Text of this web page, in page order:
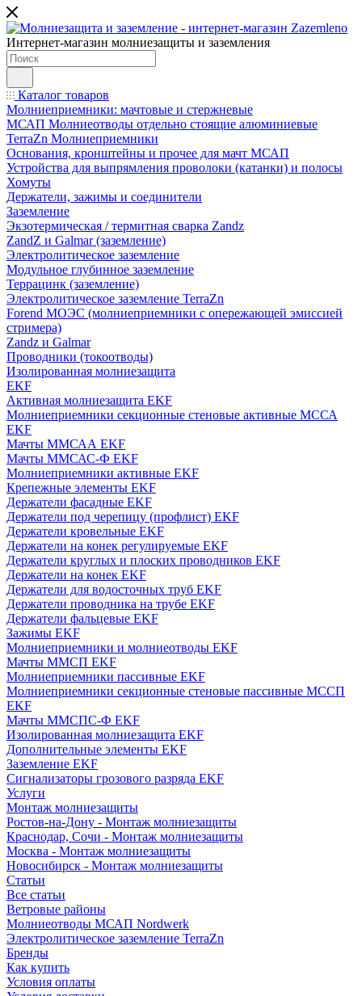
Интернет-магазин молниезащиты и заземления
Каталог товаров
Молниеприемники: мачтовые и стержневые
МСАП Молниеотводы отдельно стоящие алюминиевые
TerraZn Молниеприемники
Основания, кронштейны и прочее для мачт МСАП
Устройства для выпрямления проволоки (катанки) и полосы
Хомуты
Держатели, зажимы и соединители
Заземление
Экзотермическая / термитная сварка Zandz
ZandZ и Galmar (заземление)
Электролитическое заземление
Модульное глубинное заземление
Террацинк (заземление)
Электролитическое заземление TerraZn
Forend МОЭС (молниеприемники с опережающей эмиссией
стримера)
Zandz и Galmar
Проводники (токоотводы)
Изолированная молниезащита
EKF
Активная молниезащита EKF
Молниеприемники секционные стеновые активные МССА
EKF
Мачты ММСАА EKF
Мачты ММСАС-Ф EKF
Молниеприемники активные EKF
Крепежные элементы EKF
Держатели фасадные EKF
Держатели под черепицу (профлист) EKF
Держатели кровельные EKF
Держатели на конек регулируемые EKF
Держатели круглых и плоских проводников EKF
Держатели на конек EKF
Держатели для водосточных труб EKF
Держатели проводника на трубе EKF
Держатели фальцевые EKF
Зажимы EKF
Молниеприемники и молниеотводы EKF
Мачты ММСП EKF
Молниеприемники пассивные EKF
Молниеприемники секционные стеновые пассивные МССП
EKF
Мачты ММСПС-Ф EKF
Изолированная молниезащита EKF
Дополнительные элементы EKF
Заземление EKF
Сигнализаторы грозового разряда EKF
Услуги
Монтаж молниезащиты
Ростов-на-Дону - Монтаж молниезащиты
Краснодар, Сочи - Монтаж молниезащиты
Москва - Монтаж молниезащиты
Новосибирск - Монтаж молниезащиты
Статьи
Все статьи
Ветровые районы
Молниеотводы МСАП Nordwerk
Электролитическое заземление TerraZn
Бренды
Как купить
Условия оплаты